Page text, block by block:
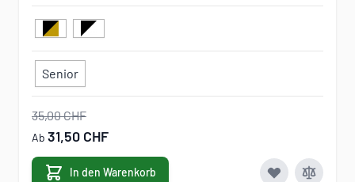
Senior
35,00 CHF
Ab 31,50 CHF
In den Warenkorb